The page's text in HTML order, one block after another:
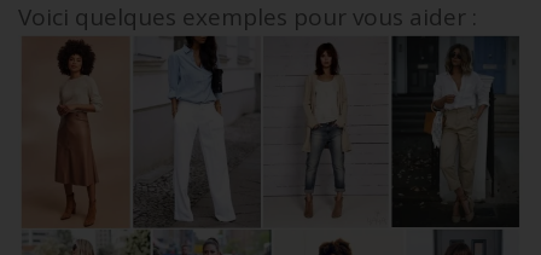
Voici quelques exemples pour vous aider :